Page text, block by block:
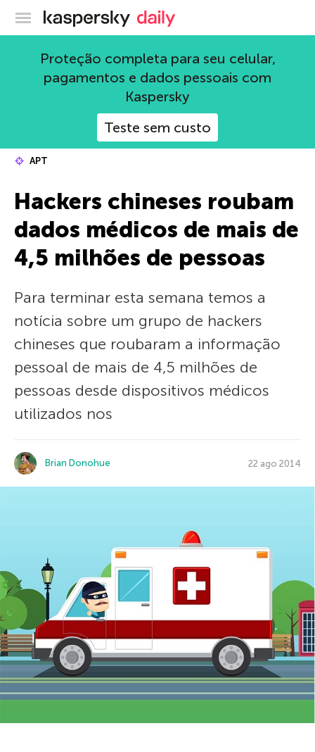
Blog oficial da Kaspersky
Proteção completa para seu celular,
pagamentos e dados pessoais com
Kaspersky
Teste sem custo
APT
Hackers chineses roubam
dados médicos de mais de
4,5 milhões de pessoas
Para terminar esta semana temos a
notícia sobre um grupo de hackers
chineses que roubaram a informação
pessoal de mais de 4,5 milhões de
pessoas desde dispositivos médicos
utilizados nos
Brian Donohue 22 ago 2014